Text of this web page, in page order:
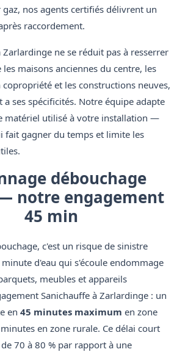
nos agents certifiés délivrent un
raccordement.
Zarlardinge ne se réduit pas à resserrer
les maisons anciennes du centre, les
et les constructions neuves,
a ses spécificités. Notre équipe adapte
matériel utilisé à votre installation —
fait gagner du temps et limite les
débouchage
notre engagement
45 min
c'est un risque de sinistre
d'eau qui s'écoule endommage
meubles et appareils
Sanichauffe à Zarlardinge : un
en 45 minutes maximum en zone
en zone rurale. Ce délai court
70 à 80 % par rapport à une